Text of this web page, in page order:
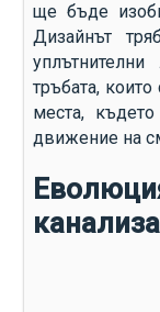
ще бъде
Дизайнът
тръбата,
места,
движение на